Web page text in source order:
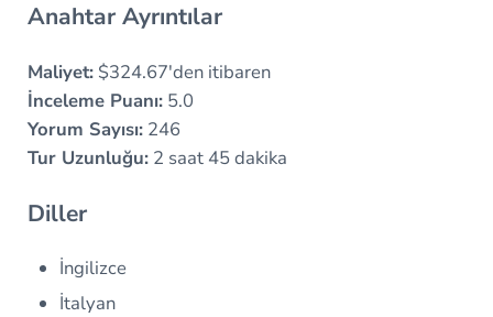
Anahtar Ayrıntılar
Maliyet:$324.67'den itibaren
İnceleme Puanı:5.0
Yorum Sayısı:246
Tur Uzunluğu:2 saat 45 dakika
Diller
İngilizce
İtalyan